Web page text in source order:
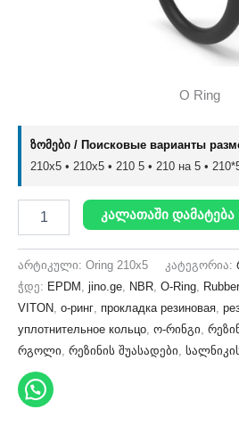
O Ring
ზომები / Поисковые варианты
210x5 • 210х5 • 210 5 • 210 на 5 •
კალათაში დამატება
არტიკული: Oring 210x5 კატეგორია:
ჭდე: EPDM , jino.ge, NBR, O-Ring,
VITON, о-ринг, прокладка резиновая,
уплотнительное кольцо, ო-რინგი,
რგოლი, რეზინის შუასადები,